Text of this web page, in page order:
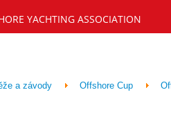
YACHTING ASSOCIATION
a závody Offshore Cup